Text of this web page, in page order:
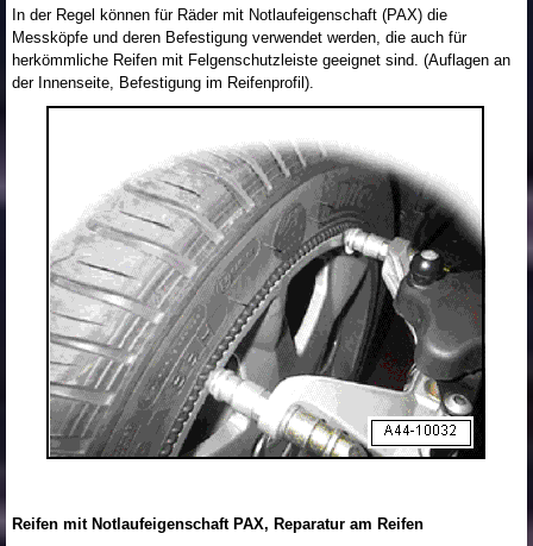
In der Regel können für Räder mit Notlaufeigenschaft (PAX) die
Messköpfe und deren Befestigung verwendet werden, die auch für
herkömmliche Reifen mit Felgenschutzleiste geeignet sind. (Auflagen an
der Innenseite, Befestigung im Reifenprofil).
Reifen mit Notlaufeigenschaft PAX, Reparatur am Reifen